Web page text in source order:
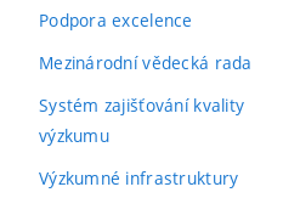
Podpora excelence
Mezinárodní vědecká rada
Systém zajišťování kvality
výzkumu
Výzkumné infrastruktury